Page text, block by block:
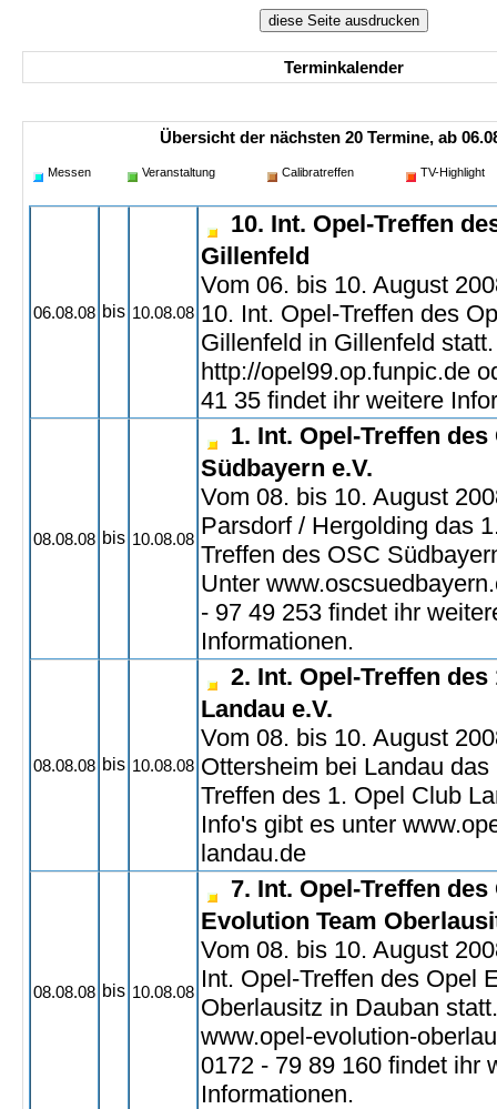
Terminkalender
Übersicht der nächsten 20 Termine, ab
Messen Veranstaltung Calibratreffen TV-Highlight
06.08.08 bis 10.08.08
10. Int. Opel-Treffen
Gillenfeld
Vom 06. bis 10. August
10. Int. Opel-Treffen des
Gillenfeld in Gillenfeld
http://opel99.op.funpic.de
41 35 findet ihr weitere
08.08.08 bis 10.08.08
1. Int. Opel-Treffen des
Südbayern e.V.
Vom 08. bis 10. August
Parsdorf / Hergolding das
Treffen des OSC
Unter
- 97 49 253 findet ihr
Informationen.
08.08.08 bis 10.08.08
2. Int. Opel-Treffen des
Landau e.V.
Vom 08. bis 10. August
Ottersheim bei Landau
Treffen des 1. Opel Club
Info's gibt es unter
landau.de
08.08.08 bis 10.08.08
7. Int. Opel-Treffen des
Evolution Team
Vom 08. bis 10. August
Int. Opel-Treffen des Opel
Oberlausitz in Dauban
www.opel-evolution-
0172 - 79 89 160 findet ihr
Informationen.